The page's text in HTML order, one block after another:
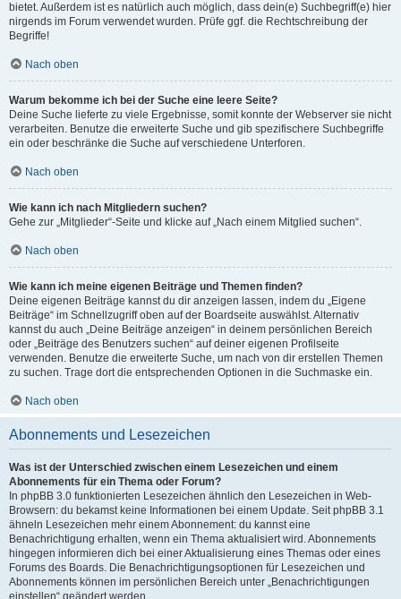
bietet. Außerdem ist es natürlich auch möglich, dass dein(e) Suchbegriff(e) hier
nirgends im Forum verwendet wurden. Prüfe ggf. die Rechtschreibung der
Begriffe!
Nach oben
Warum bekomme ich bei der Suche eine leere Seite?
Deine Suche lieferte zu viele Ergebnisse, somit konnte der Webserver sie nicht
verarbeiten. Benutze die erweiterte Suche und gib spezifischere Suchbegriffe
ein oder beschränke die Suche auf verschiedene Unterforen.
Nach oben
Wie kann ich nach Mitgliedern suchen?
Gehe zur „Mitglieder“-Seite und klicke auf „Nach einem Mitglied suchen“.
Nach oben
Wie kann ich meine eigenen Beiträge und Themen finden?
Deine eigenen Beiträge kannst du dir anzeigen lassen, indem du „Eigene
Beiträge“ im Schnellzugriff oben auf der Boardseite auswählst. Alternativ
kannst du auch „Deine Beiträge anzeigen“ in deinem persönlichen Bereich
oder „Beiträge des Benutzers suchen“ auf deiner eigenen Profilseite
verwenden. Benutze die erweiterte Suche, um nach von dir erstellen Themen
zu suchen. Trage dort die entsprechenden Optionen in die Suchmaske ein.
Nach oben
Abonnements und Lesezeichen
Was ist der Unterschied zwischen einem Lesezeichen und einem
Abonnements für ein Thema oder Forum?
In phpBB 3.0 funktionierten Lesezeichen ähnlich den Lesezeichen in Web-
Browsern: du bekamst keine Informationen bei einem Update. Seit phpBB 3.1
ähneln Lesezeichen mehr einem Abonnement: du kannst eine
Benachrichtigung erhalten, wenn ein Thema aktualisiert wird. Abonnements
hingegen informieren dich bei einer Aktualisierung eines Themas oder eines
Forums des Boards. Die Benachrichtigungsoptionen für Lesezeichen und
Abonnements können im persönlichen Bereich unter „Benachrichtigungen
einstellen“ geändert werden.